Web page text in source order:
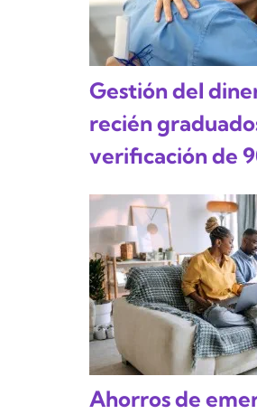
Gestión del
recién
verificación de
Ahorros de